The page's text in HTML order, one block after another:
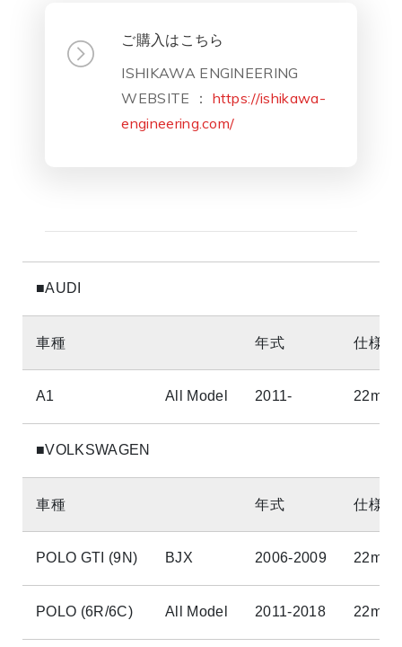
ご購入はこちら
ISHIKAWA ENGINEERING
WEBSITE ： https://ishikawa-
engineering.com/
■AUDI
車種 年式 仕様
A1 All Model 2011- 22mm
■VOLKSWAGEN
車種 年式 仕様
POLO GTI (9N) BJX 2006-2009 22mm
POLO (6R/6C) All Model 2011-2018 22mm